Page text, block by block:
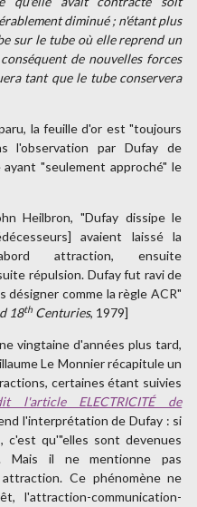
diminué ; n'étant plus
sur le tube où elle reprend un
de nouvelles forces
tant que le tube conservera
la feuille d'or est "toujours
l'observation par Dufay de
"seulement approché" le
Heilbron, "Dufay dissipe le
avaient laissé la
attraction, ensuite
répulsion. Dufay fut ravi de
désigner comme la règle ACR"
18thCenturies, 1979]
vingtaine d'années plus tard,
Le Monnier récapitule un
certaines étant suivies
l'article ELECTRICITÉ de
l'interprétation de Dufay : si
c'est qu'"elles sont devenues
Mais il ne mentionne pas
Ce phénomène ne
l'attraction-communication-